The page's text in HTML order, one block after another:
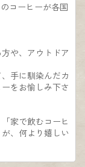
コーヒーが各国
や、アウトドア
手に馴染んだカ
をお愉しみ下さ
家で飲むコーヒ
、 何より嬉しい